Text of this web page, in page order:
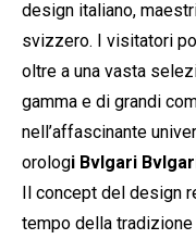
design italiano,
svizzero. I visitatori
oltre a una vasta
gamma e di grandi
nell’affascinante
orologi Bvlgari
Il concept del design
tempo della